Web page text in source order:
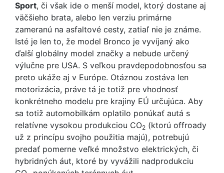
Sport, či však ide o menší model, ktorý dostane aj
väčšieho brata, alebo len verziu primárne
zameranú na asfaltové cesty, zatiaľ nie je známe.
Isté je len to, že model Bronco je vyvíjaný ako
ďalší globálny model značky a nebude určený
výlučne pre USA. S veľkou pravdepodobnosťou sa
preto ukáže aj v Európe. Otáznou zostáva len
motorizácia, práve tá je totiž pre vhodnosť
konkrétneho modelu pre krajiny EÚ určujúca. Aby
sa totiž automobilkám oplatilo ponúkať autá s
relatívne vysokou produkciou CO2 (ktorú offroady
už z princípu svojho použitia majú), potrebujú
predať pomerne veľké množstvo elektrických, či
hybridných áut, ktoré by vyvážili nadprodukciu